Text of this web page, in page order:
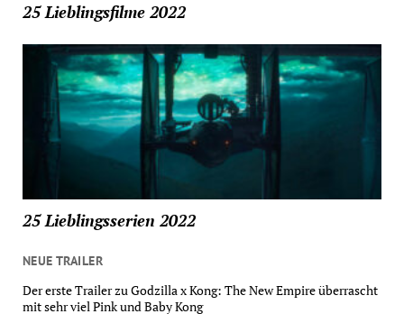
25 Lieblingsfilme 2022
25 Lieblingsserien 2022
NEUE TRAILER
Der erste Trailer zu Godzilla x Kong: The New Empire überrascht
mit sehr viel Pink und Baby Kong